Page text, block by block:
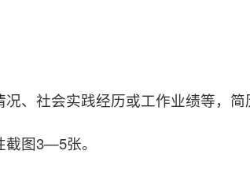
、社会实践经历或工作业绩等，简
图3—5张。